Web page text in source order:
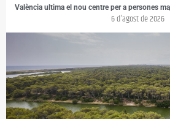
València ultima el nou centre per a persones
6 d'agost de 2026